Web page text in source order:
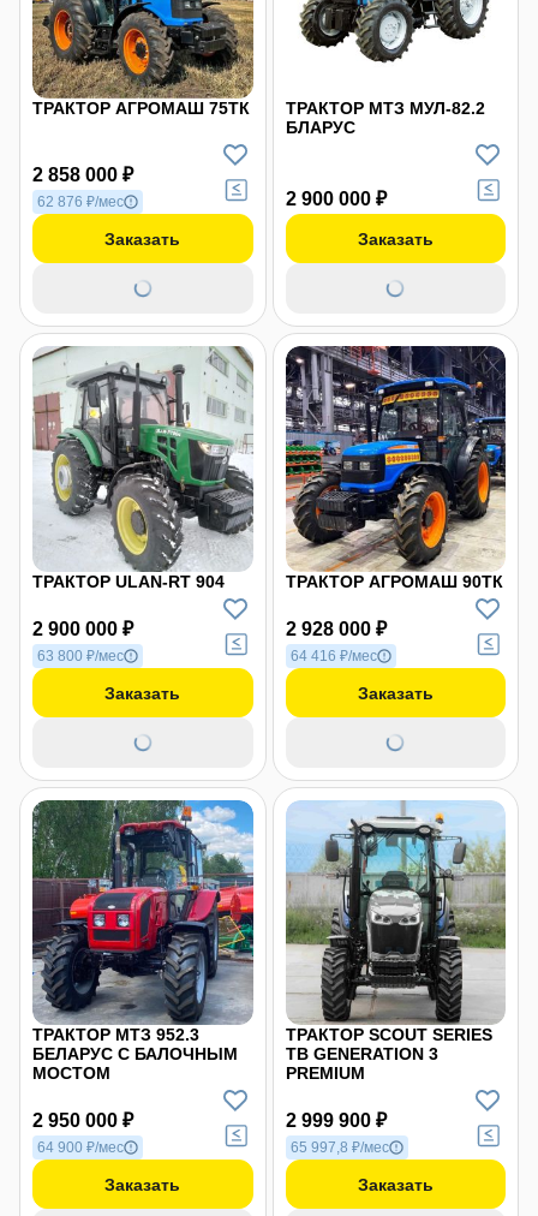
ТРАКТОР АГРОМАШ 75ТК
2 858 000 ₽
62 876 ₽/мес
Заказать
ТРАКТОР МТЗ МУЛ-82.2
БЛАРУС
2 900 000 ₽
Заказать
ТРАКТОР ULAN-RT 904
2 900 000 ₽
63 800 ₽/мес
Заказать
ТРАКТОР АГРОМАШ 90ТК
2 928 000 ₽
64 416 ₽/мес
Заказать
ТРАКТОР МТЗ 952.3
БЕЛАРУС С БАЛОЧНЫМ
МОСТОМ
2 950 000 ₽
64 900 ₽/мес
Заказать
ТРАКТОР SCOUT SERIES
TB GENERATION 3
PREMIUM
2 999 900 ₽
65 997,8 ₽/мес
Заказать